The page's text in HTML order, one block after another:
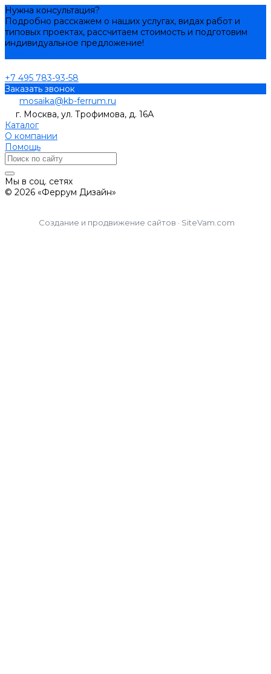
Нужна консультация?
Подробно расскажем о наших услугах, видах работ и
типовых проектах, рассчитаем стоимость и подготовим
индивидуальное предложение!
+7 495 783-93-58
Заказать звонок
mosaika@kb-ferrum.ru
г. Москва, ул. Трофимова, д. 16А
Каталог
О компании
Помощь
Мы в соц. сетях
© 2026 «Феррум Дизайн»
Создание и продвижение сайтов · SiteVam.com